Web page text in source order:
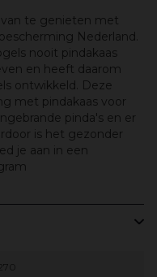
te genieten met
Nederland.
nooit pindakaas
en heeft daarom
ontwikkeld. Deze
met pindakaas voor
pinda's en er
is het gezonder
je aan in een